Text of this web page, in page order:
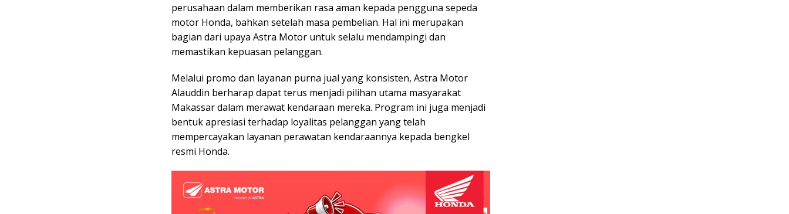
perusahaan dalam memberikan rasa aman kepada pengguna sepeda
motor Honda, bahkan setelah masa pembelian. Hal ini merupakan
bagian dari upaya Astra Motor untuk selalu mendampingi dan
memastikan kepuasan pelanggan.
Melalui promo dan layanan purna jual yang konsisten, Astra Motor
Alauddin berharap dapat terus menjadi pilihan utama masyarakat
Makassar dalam merawat kendaraan mereka. Program ini juga menjadi
bentuk apresiasi terhadap loyalitas pelanggan yang telah
mempercayakan layanan perawatan kendaraannya kepada bengkel
resmi Honda.